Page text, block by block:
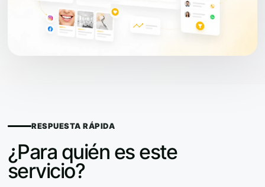
RESPUESTA RÁPIDA
¿Para quién es este
servicio?